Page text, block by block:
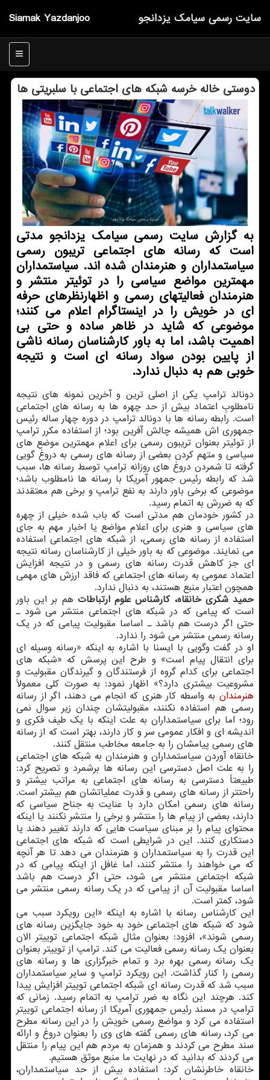
Siamak Yazdanjoo سایت رسمی سیامك یزدانجو
منو
دوستی خاله خرسه شبكه های اجتماعی با سلبریتی ها
به گزارش سایت رسمی سیامك یزدانجو مدتی
است كه رسانه های اجتماعی تریبون رسمی
سیاستمداران و هنرمندان شده اند. سیاستمداران
مهمترین مواضع سیاسی را در توئیتر منتشر و
هنرمندان فعالیتهای رسمی و اظهارنظرهای حرفه
ای در خویش را در اینستاگرام اعلام می كنند؛
موضوعی كه شاید در ظاهر ساده و حتی بی
اهمیت باشد، اما به باور كارشناسان رسانه ناشی
از پایین بودن سواد رسانه ای است و نتیجه
خوبی هم به دنبال ندارد.
دونالد ترامپ یکی از اصلی ترین و آخرین نمونه های نتیجه
نامطلوبِ اعتماد بیش از حد چهره ها به رسانه های اجتماعی
است. رابطه رسانه ها با دونالد ترامپ در دوره چهار ساله رئیس
جمهوری اش همیشه چالش آفرین بود؛ از استفاده مکرر ترامپ
از توئیتر بعنوان تریبون رسمی برای اعلام مهمترین موضع های
سیاسی و متهم کردن بعضی از رسانه های رسمی به دروغ گویی
گرفته تا شمردن دروغ های روزانه ترامپ توسط رسانه ها، سبب
شد که رابطه رئیس جمهور آمریکا با رسانه ها نامطلوب باشد؛
موضوعی که برخی باور دارند به نفع ترامپ و برخی هم معتقدند
که به ضررش به اتمام رسید.
در کشور خودمان هم مدتی است که باب شده خیلی از چهره
های سیاسی و هنری برای اعلام مواضع یا اخبار مهم به جای
استفاده از رسانه های رسمی، از شبکه های اجتماعی استفاده
می نمایند. موضوعی که به باور خیلی از کارشناسان رسانه نتیجه
ای جز کاهش قدرت رسانه های رسمی و در نتیجه افزایش
اعتماد عمومی به رسانه های اجتماعی که فاقد ارزش های مهمی
همچون اعتبار منبع هستند، به دنبال ندارد.
حمید شکری خانقاه، کارشناس علوم ارتباطات هم بر این باور
است که پیامی که در شبکه های اجتماعی منتشر می شود ـ
حتی اگر درست هم باشد ـ اساسا مقبولیت پیامی که در یک
رسانه رسمی منتشر می شود را ندارد.
او در گفت وگویی با ایسنا با اشاره به اینکه «رسانه وسیله ای
برای انتقال پیام است» و طرح این پرسش که «شبکه های
اجتماعی برای کدام گروه از فرستندگان و گیرندگان مقبولیت و
مشروعیت بیشتری دارد؟» اظهار نمود: به صورت کلی معمولاً
هنرمندان به واسطه کار هنری که انجام می دهند، اگر از رسانه
رسمی هم استفاده نکنند، مقبولیتشان چندان زیر سوال نمی
رود؛ اما برای سیاستمداران به علت اینکه با یک طیف فکری و
اندیشه ای و افکار عمومی سر و کار دارند، بهتر است که از رسانه
های رسمی پیامشان را به جامعه مخاطب منتقل کنند.
خانقاه آوردن سیاستمداران و هنرمندان به شبکه های اجتماعی
را به علت اصل دسترسی این رسانه ها برشمرد و تصریح کرد:
طبیعتاً دسترسی به رسانه های اجتماعی به مراتب بیشتر و
راحتتر از رسانه های رسمی و قدرت عملیاتشان هم بیشتر است.
رسانه های رسمی امکان دارد با عنایت به جناح سیاسی که
دارند، بعضی از پیام ها را منتشر و برخی را منتشر نکنند یا اینکه
محتوای پیام را بر مبنای سیاست هایی که دارند تغییر دهند یا
دستکاری کنند. این در شرایطی است که شبکه های اجتماعی
این قدرت را به سیاستمداران و هنرمندان می دهد تا هر آنچه
که می خواهند را منتشر کنند، اما غافل از اینکه پیامی که در
شبکه اجتماعی منتشر می شود، حتی اگر درست هم باشد
اساسا مقبولیت آن از پیامی که در یک رسانه رسمی منتشر می
شود، کمتر است.
این کارشناس رسانه با اشاره به اینکه «این رویکرد سبب می
شود که شبکه های اجتماعی خود به خود جایگزین رسانه های
رسمی شوند»، افزود: بعنوان مثال شبکه اجتماعی توییتر الان
بعنوان یک رسانه رسمی فعالیت می کند. ترامپ از توییتر بعنوان
یک رسانه رسمی بهره برد و تمام خبرگزاری ها و رسانه های
رسمی را کنار گذاشت. این رویکرد ترامپ و سایر سیاستمداران
سبب شد که قدرت رسانه ای شبکه اجتماعی توییتر افزایش پیدا
کند. هرچند این نگاه به ضرر ترامپ به اتمام رسید. زمانی که
ترامپ در مسند رئیس جمهوری آمریکا از رسانه اجتماعی توییتر
استفاده می کرد و مواضع رسمی خویش را در این رسانه مطرح
می کرد، رسانه های رسمی گفته های وی را بعنوان دروغ و ارائه
سند مطرح می کردند و همزمان به مردم هم این پیام را منتقل
می کردند که بدانید که در نهایت ما منبع موثق هستیم.
خانقاه خاطرنشان کرد: استفاده بیش از حد سیاستمداران،